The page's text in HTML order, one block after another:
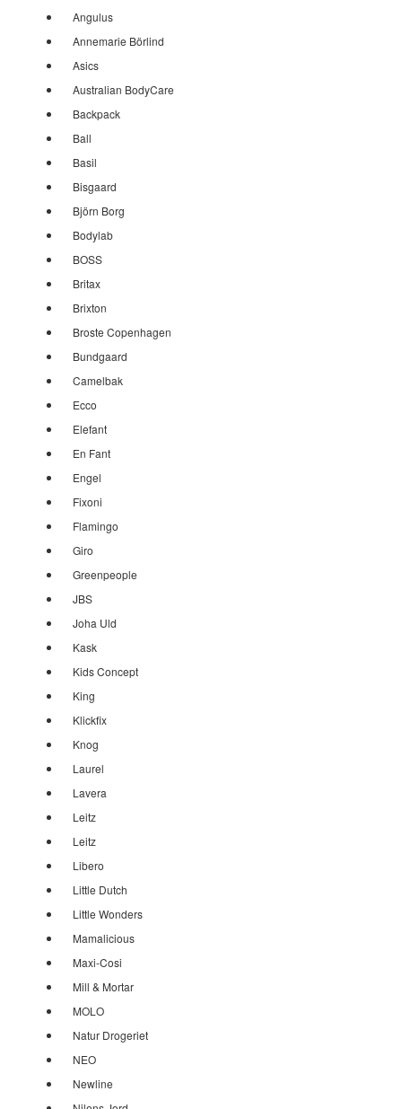
Angulus
Annemarie Börlind
Asics
Australian BodyCare
Backpack
Ball
Basil
Bisgaard
Björn Borg
Bodylab
BOSS
Britax
Brixton
Broste Copenhagen
Bundgaard
Camelbak
Ecco
Elefant
En Fant
Engel
Fixoni
Flamingo
Giro
Greenpeople
JBS
Joha Uld
Kask
Kids Concept
King
Klickfix
Knog
Laurel
Lavera
Leitz
Leitz
Libero
Little Dutch
Little Wonders
Mamalicious
Maxi-Cosi
Mill & Mortar
MOLO
Natur Drogeriet
NEO
Newline